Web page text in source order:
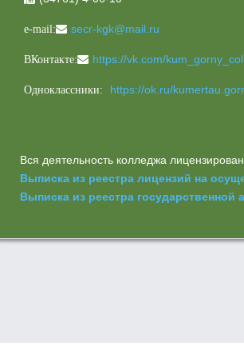
e-mail: secr-kgk@mail.ru
ВКонтакте: https://vk.com/
Одноклассники: https://ok.ru/
Вся деятельность колледжа
Выписка из реестра лицензий на
Выписка из реестра государственной